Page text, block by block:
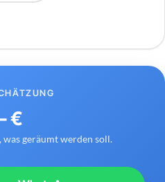
€
was geräumt werden soll.